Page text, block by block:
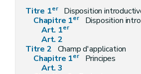
Titre 1er
Disposition
Chapitre 1er
Disposition
Art. 1er
Art. 2
Titre 2 Champ d'application
Chapitre 1er
Principes
Art. 3